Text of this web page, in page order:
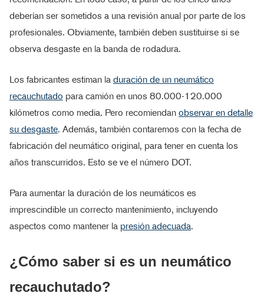
deberían ser sometidos a una revisión anual por parte de los
profesionales. Obviamente, también deben sustituirse si se
observa desgaste en la banda de rodadura.
Los fabricantes estiman la duración de un neumático
recauchutado para camión en unos 80.000-120.000
kilómetros como media. Pero recomiendan observar en detalle
su desgaste. Además, también contaremos con la fecha de
fabricación del neumático original, para tener en cuenta los
años transcurridos. Esto se ve el número DOT.
Para aumentar la duración de los neumáticos es
imprescindible un correcto mantenimiento, incluyendo
aspectos como mantener la presión adecuada.
¿Cómo saber si es un neumático
recauchutado?